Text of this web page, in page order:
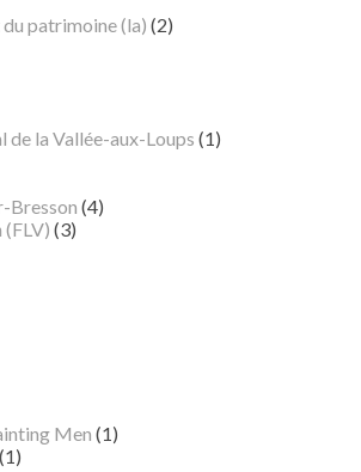
patrimoine (la) (2)
de la Vallée-aux-Loups (1)
Bresson (4)
(3)
Men (1)
(1)